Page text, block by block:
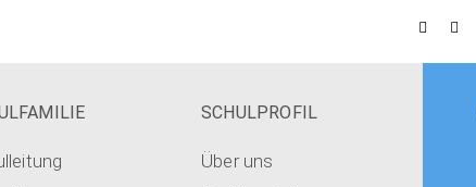
SCHULPROFIL
Über uns